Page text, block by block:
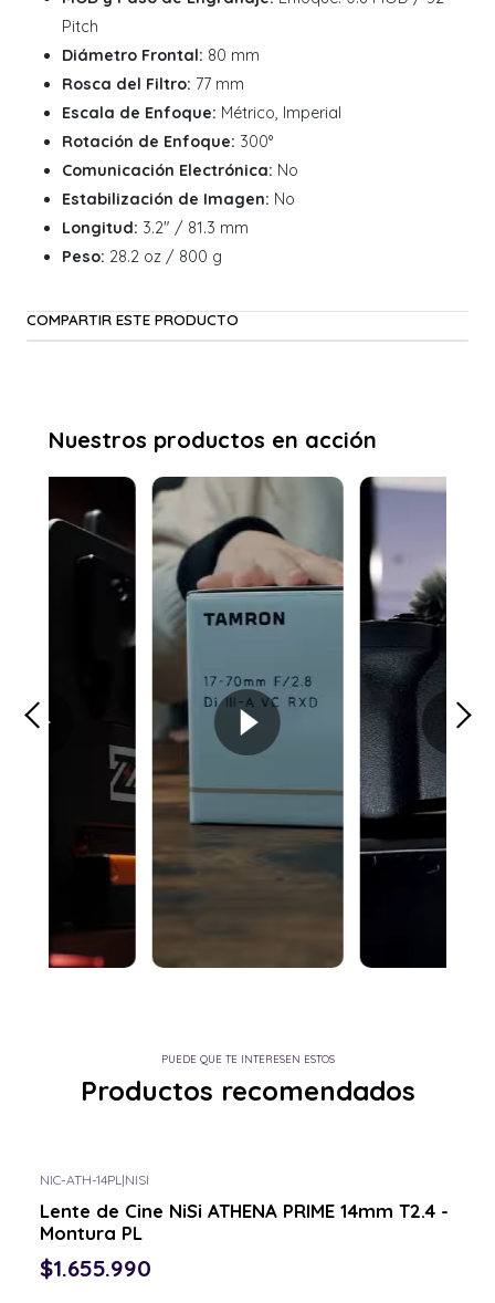
Pitch
Diámetro Frontal: 80 mm
Rosca del Filtro: 77 mm
Escala de Enfoque: Métrico, Imperial
Rotación de Enfoque: 300°
Comunicación Electrónica: No
Estabilización de Imagen: No
Longitud: 3.2" / 81.3 mm
Peso: 28.2 oz / 800 g
COMPARTIR ESTE PRODUCTO
PUEDE QUE TE INTERESEN ESTOS
Productos recomendados
NIC-ATH-14PL|NISI
Lente de Cine NiSi ATHENA PRIME 14mm T2.4 -
Montura PL
$1.655.990